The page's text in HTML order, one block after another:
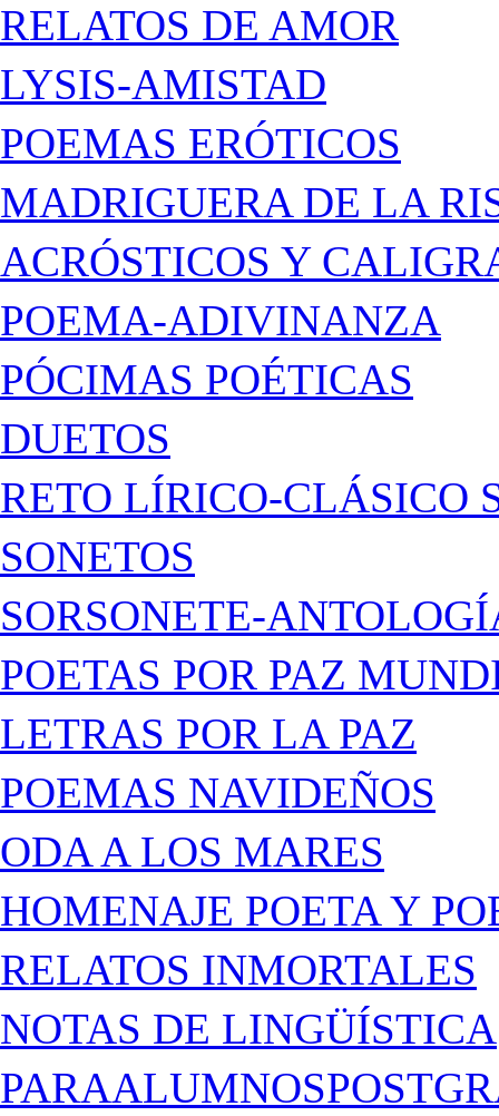
RELATOS DE AMOR
LYSIS-AMISTAD
POEMAS ERÓTICOS
MADRIGUERA DE LA
ACRÓSTICOS Y
POEMA-ADIVINANZA
PÓCIMAS POÉTICAS
DUETOS
RETO LÍRICO-CLÁSICO
SONETOS
SORSONETE-
POETAS POR PAZ
LETRAS POR LA PAZ
POEMAS NAVIDEÑOS
ODA A LOS MARES
HOMENAJE POETA Y
RELATOS INMORTALES
NOTAS DE LINGÜÍSTICA